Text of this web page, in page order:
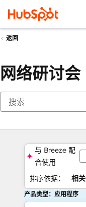
返回
网络研讨
与 Breeze 配
合使用
关
闭
排序依据： 相
产品类型：应用程序